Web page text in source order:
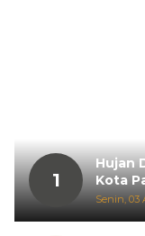
1
Hujan
Kota
Senin, 03